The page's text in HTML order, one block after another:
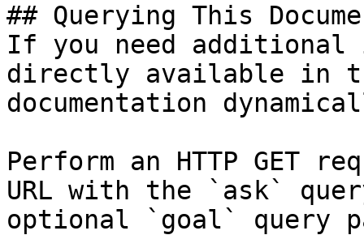
## Querying This
If you need
directly available in
documentation
Perform an HTTP GET
URL with the `ask`
optional `goal` query